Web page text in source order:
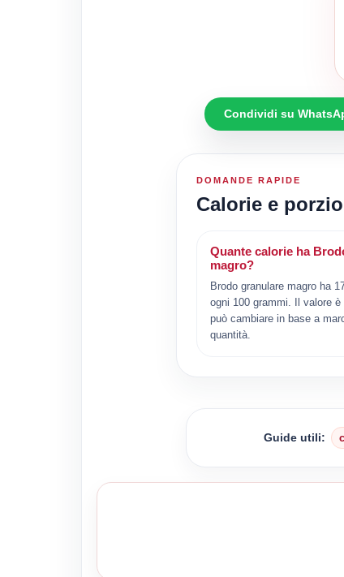
Condividi su
DOMANDE RAPIDE
Calorie e
Quante calorie ha
magro?
Brodo granulare magro ha
ogni 100 grammi. Il valore
può cambiare in base a
quantità.
Guide utili: